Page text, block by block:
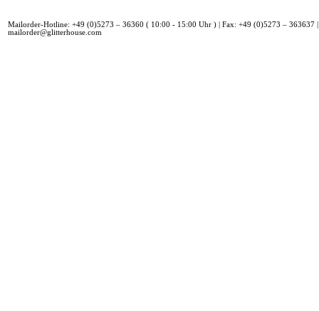
Mailorder-Hotline: +49 (0)5273 – 36360 ( 10:00 - 15:00 Uhr ) | Fax: +49 (0)5273 – 363637
mailorder@glitterhouse.com